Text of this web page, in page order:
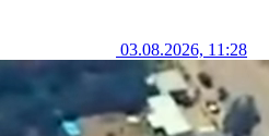
03.08.2026, 11:28